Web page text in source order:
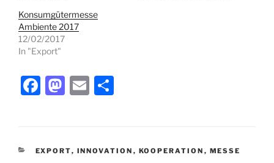
Konsumgütermesse
Ambiente 2017
12/02/2017
In "Export"
F
e
M
o
E
l
n
KATEGORIEN
EXPORT, INNOVATION , KOOPERATION , MESSE